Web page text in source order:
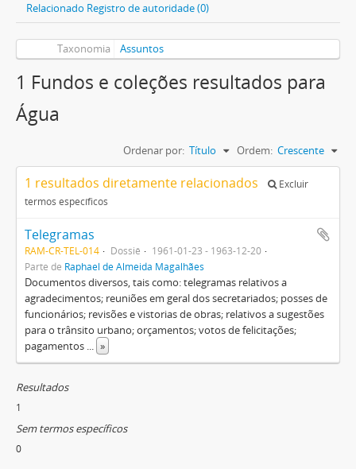
Relacionado Registro de autoridade (0)
Taxonomia Assuntos
1 Fundos e coleções resultados para
Água
Ordenar por: Título Ordem: Crescente
1 resultados diretamente relacionados
Excluir
termos específicos
Telegramas
RAM-CR-TEL-014 Dossiê
1961-01-23 - 1963-12-20
Parte de Raphael de Almeida Magalhães
Documentos diversos, tais como: telegramas relativos a
agradecimentos; reuniões em geral dos secretariados; posses de
funcionários; revisões e vistorias de obras; relativos a sugestões
para o trânsito urbano; orçamentos; votos de felicitações;
pagamentos ... »
Resultados
1
Sem termos específicos
0